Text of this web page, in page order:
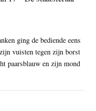
ging de bediende eens
vuisten tegen zijn borst
paarsblauw en zijn mond